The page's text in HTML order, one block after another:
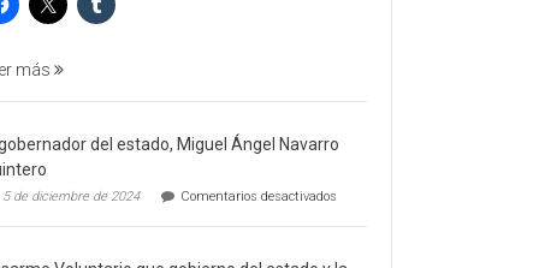
Y
más
del estado, Miguel Ángel Navarro
5 de diciembre de 2024 Comentarios desactivados
gobernador